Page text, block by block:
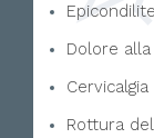
Epicondilite
Dolore
Cervicalgia
Rottura